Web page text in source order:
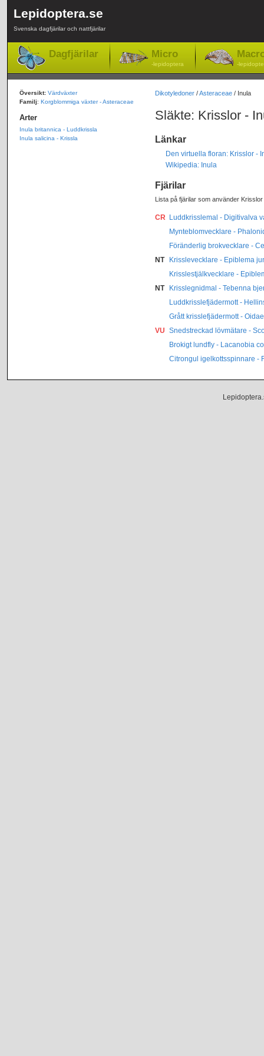
Lepidoptera.se
Svenska dagfjärilar och nattfjärilar
Dagfjärilar Micro
-lepidoptera -
Dikotyledoner/Asteraceae/ Inula
Släkte: Krisslor -
Länkar
Den virtuella floran: Krisslor -
Wikipedia: Inula
Fjärilar
Lista på fjärilar som använder
CR Luddkrisslemal - Digitivalva
Mynteblomvecklare -
Föränderlig brokvecklare -
NT
Krisslevecklare - Epiblema
Krisslestjälkvecklare -
NT
Krisslegnidmal - Tebenna
Luddkrisslefjädermott -
Grått krisslefjädermott -
VU Snedstreckad lövmätare -
Brokigt lundfly - Lacanobia
Citrongul igelkottsspinnare -
Översikt: Värdväxter
Familj: Korgblommiga växter - Asteraceae
Arter
Inula britannica - Luddkrissla
Inula salicina - Krissla